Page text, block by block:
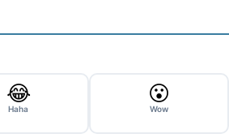
😂
Haha
😮
Wow